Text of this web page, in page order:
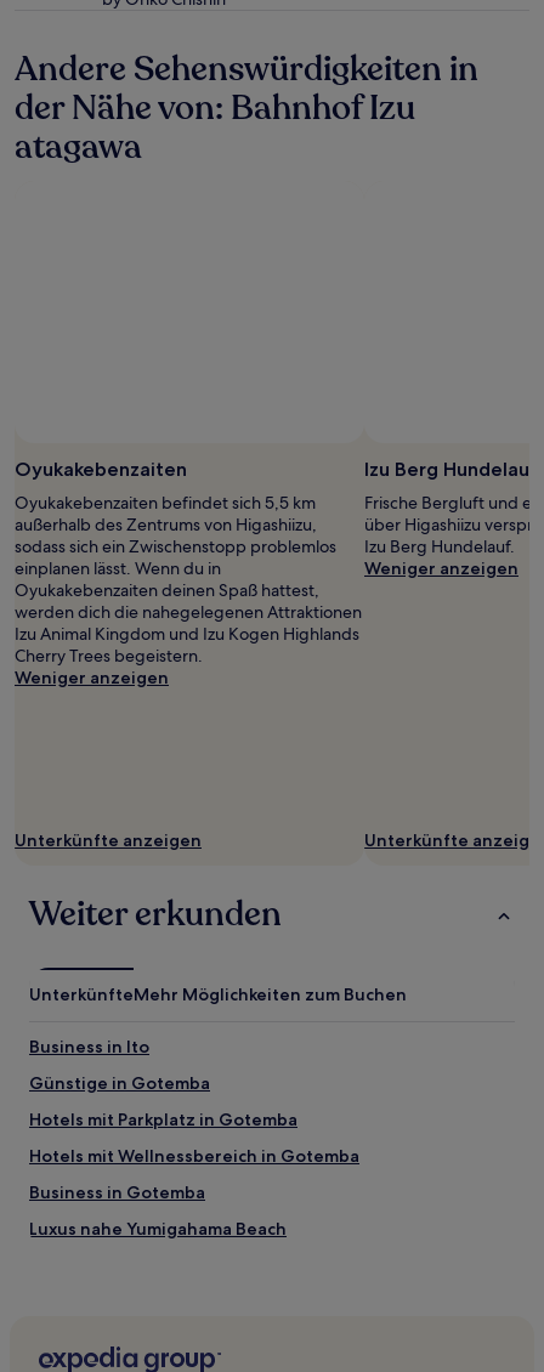
Bedingungen
Andere Sehenswürdigkeiten in
der Nähe von: Bahnhof Izu
atagawa
Oyukakebenzaiten
Oyukakebenzaiten befindet sich 5,5 km
außerhalb des Zentrums von Higashiizu,
sodass sich ein Zwischenstopp problemlos
einplanen lässt. Wenn du in
Oyukakebenzaiten deinen Spaß hattest,
werden dich die nahegelegenen Attraktionen
Izu Animal Kingdom und Izu Kogen Highlands
Cherry Trees begeistern.
Weniger anzeigen
Unterkünfte anzeigen
Izu Berg Hundelauf
Frische Bergluft und
über Higashiizu
Izu Berg Hundelauf.
Weniger anzeigen
Unterkünfte
Weiter erkunden
UnterkünfteMehr Möglichkeiten zum Buchen
Business in Ito
Günstige in Gotemba
Hotels mit Parkplatz in Gotemba
Hotels mit Wellnessbereich in Gotemba
Business in Gotemba
Luxus nahe Yumigahama Beach
Beach